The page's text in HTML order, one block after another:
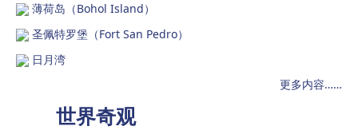
薄荷岛（Bohol Island）
圣佩特罗堡（Fort San Pedro）
日月湾
更多内容……
世界奇观